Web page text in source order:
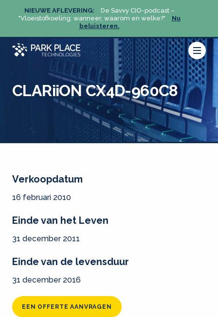
NIEUWE AFLEVERING:
De Savvy CIO-podcast –
"Vloeistofkoeling: wanneer, waarom en welke?"
Nu
beluisteren.
CLARiiON CX4D-960C8
Verkoopdatum
16 februari 2010
Einde van het Leven
31 december 2011
Einde van de levensduur
31 december 2016
EEN OFFERTE AANVRAGEN